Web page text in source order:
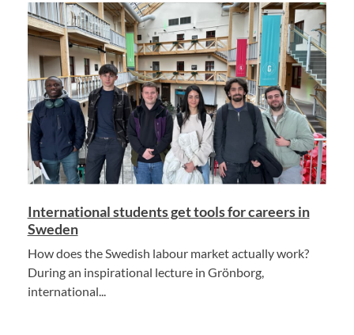
International students get tools for careers in
Sweden
How does the Swedish labour market actually work?
During an inspirational lecture in Grönborg,
international...